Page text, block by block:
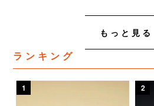
もっと見る
ランキング
1 2